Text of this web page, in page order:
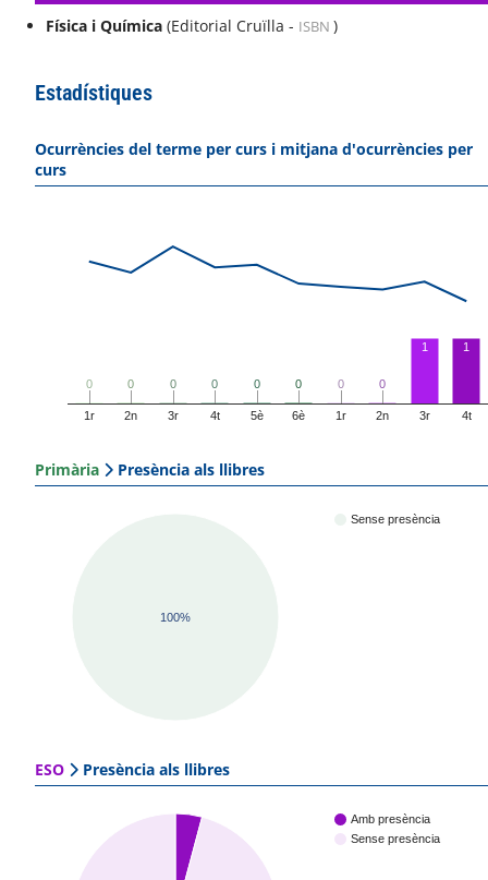
Física i Química (Editorial Cruïlla - ISBN )
Estadístiques
Ocurrències del terme per curs i mitjana d'ocurrències per
curs
1r 2n 3r 4t 5è 6è 1r 2n 3r 4t
0
0 0
0 0
0 0
0 0
0 0
0 0
0 0
0
1 1
Primària Presència als llibres
Sense presència
100%
ESO Presència als llibres
Amb presència
Sense presència